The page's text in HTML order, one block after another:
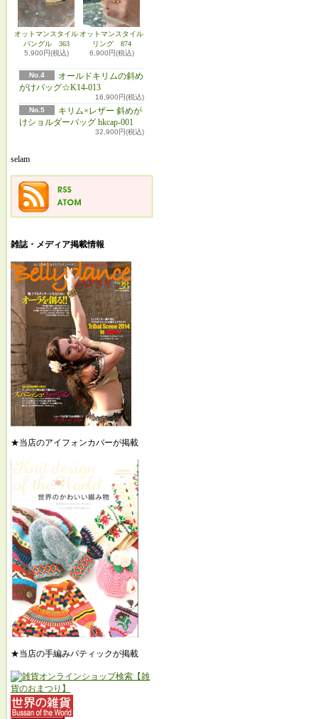
オットマンスタイル
バングル 363
5,900円(税込)
オットマンスタイル
リング 874
6,900円(税込)
No.4
オールドキリムの斜め
がけバッグ☆K14-013
16,900円(税込)
No.5
キリム×レザー 斜めが
けショルダーバッグ hkcap-001
32,900円(税込)
selam
雑誌・メディア掲載情報
★当店のアイフォンカバーが掲載
★当店の手編みパティックが掲載